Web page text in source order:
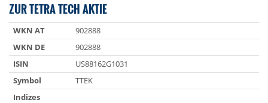
ZUR TETRA TECH AKTIE
WKN AT
902888
WKN DE
902888
ISIN
US88162G1031
Symbol
TTEK
Indizes